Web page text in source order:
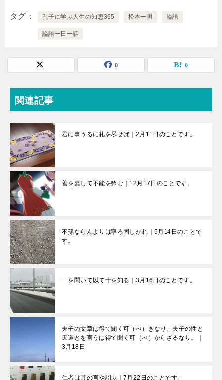
タグ 孔子に学ぶ人生の知恵365 松本一男 論語
論語一日一話
0 0
関連記事
君に事うるに礼を尽せば｜2月11日のことです。
善を嘉して不能を矜む｜12月17日のことです。
不孫ならんよりは寧ろ固しかれ｜5月14日のことで
す。
一を聞いて以て十を知る｜3月16日のことです。
夫子の文章は得て聞く可（べ）きなり。夫子の性と
天道とを言うは得て聞く可（べ）からざるなり。｜
3月18日
仁者は其の言や訒ぶ｜7月22日のことです。